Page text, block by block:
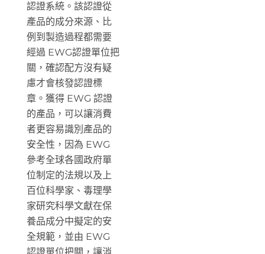
認證系統。該認證從
產品的成分來源、比
例到製造過程都需要
經過 EWG認證單位把
關，確認配方沒有疑
慮才會核發認證標
章。獲得 EWG 認證
的產品，可以讓消費
者更容易識別產品的
安全性，因為 EWG
參考全球各國政府單
位制定的法規以及上
百位科學家、毒理學
家研究科學文獻在保
養品成分中擬定的安
全規範，並由 EWG